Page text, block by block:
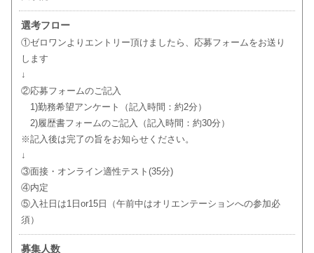
選考フロー
①ゼロワンよりエントリー頂けましたら、応募フォームをお送り
します
↓
②応募フォームのご記入
1)勤務希望アンケート（記入時間：約2分）
2)履歴書フォームのご記入（記入時間：約30分）
※記入後は完了の旨をお知らせください。
↓
③面接・オンライン適性テスト(35分)
④内定
⑤入社日は1日or15日（午前中はオリエンテーションへの参加必
須）
募集人数